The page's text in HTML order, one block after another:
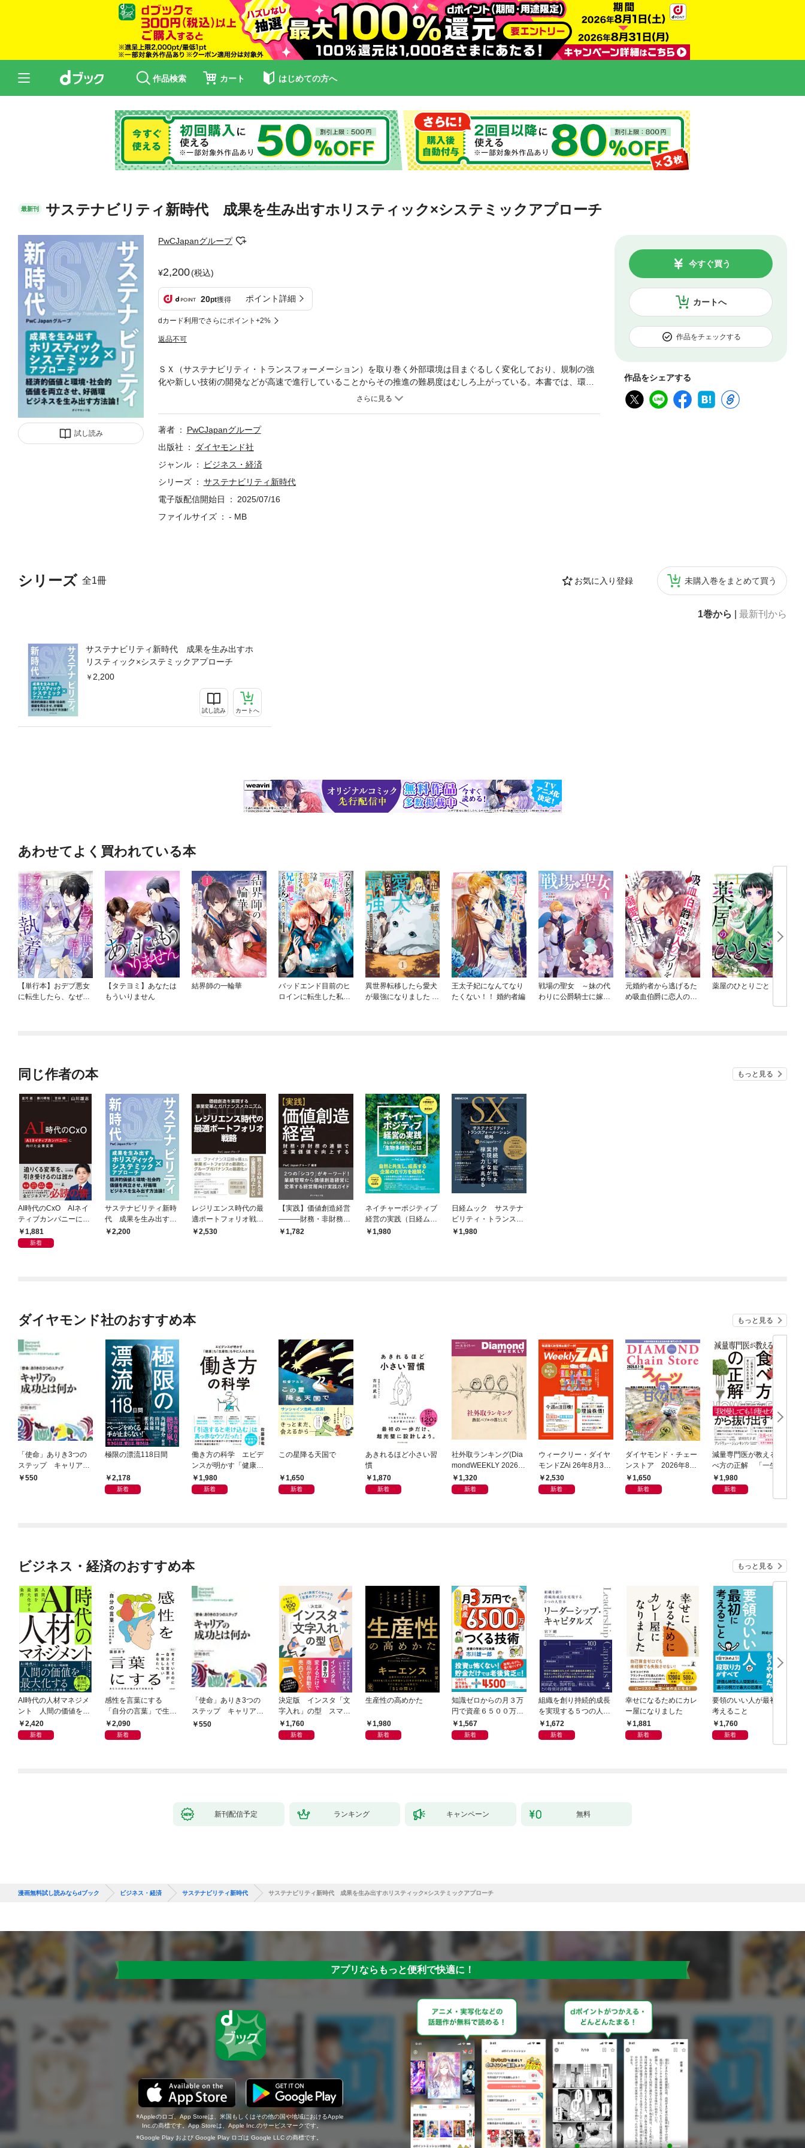
作品検索 カート はじめての方へ
最新刊 サステナビリティ新時代 成果を生み出すホリスティック×システミックアプローチ
試し読み
PwCJapanグループ
2,200(税込)
20pt獲得 ポイント詳細
dカード利用でさらにポイント+2%
返品不可
カートへ
今すぐ買う
作品をチェックする
作品をシェアする
シリーズ 全1冊 お気に入り登録 未購入巻をまとめて買う
1巻から 最新刊から
サステナビリティ新時代 成果を生み出すホ
リスティック×システミックアプローチ
2,200
試し読み カートへ
ＳＸ（サステナビリティ・トランスフォーメーション）を取り巻く外部環境は目まぐるしく変化しており、規制の強
化や新しい技術の開発などが高速で進行していることからその推進の難易度はむしろ上がっている。本書では、環
境・社会・経済すべての価値を向上させるＳＸを実現しようとする日本企業へ方向性と方法論を提示する
著者
PwCJapanグループ
出版社
ダイヤモンド社
ジャンル
ビジネス・経済
シリーズ
サステナビリティ新時代
電子版配信開始日
2025/07/16
ファイルサイズ
- MB
あわせてよく買われている本
【単行本】おデブ悪女
に転生したら、なぜか
【タテヨミ】あなたは
もういりません
結界師の一輪華
バッドエンド目前のヒ
ロインに転生した私、
異世界転移したら愛犬
が最強になりました ～
王太子妃になんてなり
たくない！！ 婚約者編
戦場の聖女 ～妹の代
わりに公爵騎士に嫁ぐ
元婚約者から逃げるた
め吸血伯爵に恋人のフ
薬屋のひとりごと
同じ作者の本 もっと見る
AI時代のCxO AIネイ
ティブカンパニーに向
けた企業変革
1,881
新着
サステナビリティ新時
代 成果を生み出すホ
リスティック×システ
2,200
レジリエンス時代の最
適ポートフォリオ戦
略 価値創造を実現す
2,530
【実践】価値創造経営
―――財務・非財務の
連鎖で企業価値を向上
1,782
ネイチャーポジティブ
経営の実践（日経ムッ
ク）1,980
日経ムック サステナ
ビリティ・トランスフ
ォーメーション戦略
1,980
ダイヤモンド社のおすすめ本 もっと見る
「使命」ありき3つの
ステップ キャリアの
成功とは何か
550
極限の漂流118日間
2,178
新着
働き方の科学 エビデ
ンスが明かす「健康」
も「生産性」も手に入
れる方法
1,980
新着
この星降る天国で
1,650
新着
あきれるほど小さい習
慣
1,870
新着
社外取ランキング(Dia
mondWEEKLY 2026年
8/8・15合併号)
1,320
新着
ウィークリー・ダイヤ
モンドZAi 26年8月3日
号2,530
新着
ダイヤモンド・チェー
ンストア 2026年8月
1日・15日号
1,650
新着
減量専門医が教える 食
べ方の正解 「一生太
らない体」を手に入れ
るための習慣
1,980
新着
ビジネス・経済のおすすめ本 もっと見る
AI時代の人材マネジメ
ント 人間の価値を最
大化する条件
2,420
新着
感性を言葉にする
「自分の言葉」で生き
るための教科書
2,090
新着
「使命」ありき3つの
ステップ キャリアの
成功とは何か
550
決定版 インスタ「文
字入れ」の型 スマホ
１画面で心をつかむ
「言葉のテンプレー
1,760
新着
生産性の高めかた
1,980
新着
知識ゼロからの月３万
円で資産６５００万円
つくる技術
1,567
新着
組織を創り持続的成長
を実現する５つの人資
本 リーダーシップ・
キャピタルズ
1,672
新着
幸せになるためにカレ
ー屋になりました
1,881
新着
要領のいい人が最初に
考えること
1,760
新着
新刊配信予定 ランキング キャンペーン 無料
漫画無料試し読みならdブック ビジネス・経済 サステナビリティ新時代 サステナビリティ新時代 成果を生み出すホリスティック×システミックアプローチ
アプリならもっと便利で快適に！
Appleのロゴ、App Storeは、米国もしくはその他の国や地域におけるApple
Inc.の商標です。App Storeは、Apple Inc.のサービスマークです。
Google Play および Google Play ロゴは Google LLC の商標です。